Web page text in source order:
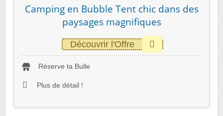
Camping en Bubble Tent chic dans des
paysages magnifiques
Découvrir l'Offre
Réserve ta Bulle
Plus de détail !